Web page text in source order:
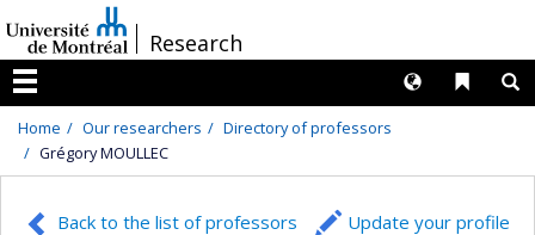
au
contenu
/Research
Menu
Liens
Langues
Home Our researchers
Directory of professors
Grégory MOULLEC
Back to the list of professors Update your profile